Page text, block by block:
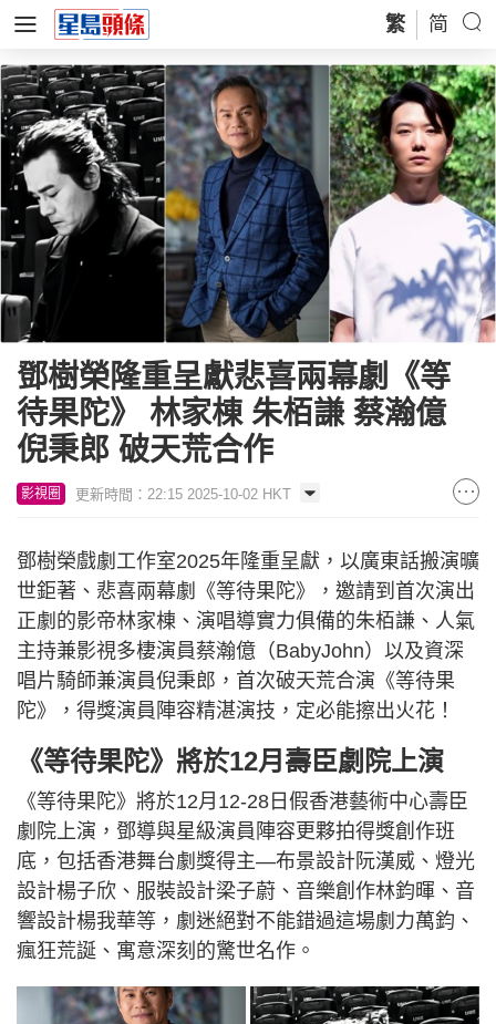
繁 简
鄧樹榮隆重呈獻悲喜兩幕劇《等
待果陀》 林家棟 朱栢謙 蔡瀚億
倪秉郎 破天荒合作
影視圈 更新時間：22:15 2025-10-02 HKT
鄧樹榮戲劇工作室2025年隆重呈獻，以廣東話搬演曠
世鉅著、悲喜兩幕劇《等待果陀》，邀請到首次演出
正劇的影帝林家棟、演唱導實力俱備的朱栢謙、人氣
主持兼影視多棲演員蔡瀚億（BabyJohn）以及資深
唱片騎師兼演員倪秉郎，首次破天荒合演《等待果
陀》，得獎演員陣容精湛演技，定必能擦出火花！
《等待果陀》將於12月壽臣劇院上演
《等待果陀》將於12月12-28日假香港藝術中心壽臣
劇院上演，鄧導與星級演員陣容更夥拍得獎創作班
底，包括香港舞台劇獎得主—布景設計阮漢威、燈光
設計楊子欣、服裝設計梁子蔚、音樂創作林鈞暉、音
響設計楊我華等，劇迷絕對不能錯過這場劇力萬鈞、
瘋狂荒誕、寓意深刻的驚世名作。